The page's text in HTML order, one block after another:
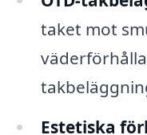
taket mot
Estetiska